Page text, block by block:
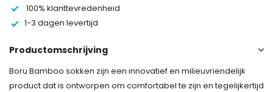
100% klanttevredenheid
1-3 dagen levertijd
Productomschrijving
Boru Bamboo sokken zijn een innovatief en milieuvriendelijk
product dat is ontworpen om comfortabel te zijn en tegelijkertijd